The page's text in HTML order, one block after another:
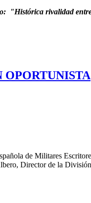
"Histórica rivalidad
OPORTUNISTA
de Militares
Director de la